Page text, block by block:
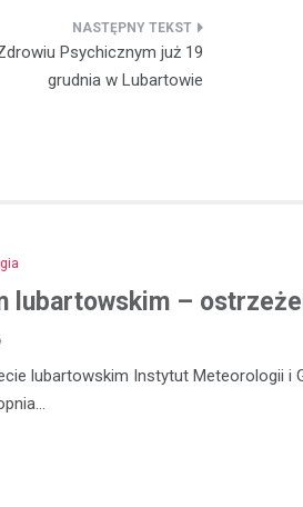
Psychicznym już 19
grudnia w Lubartowie
lubartowskim –
lubartowskim Instytut Meteorologii i